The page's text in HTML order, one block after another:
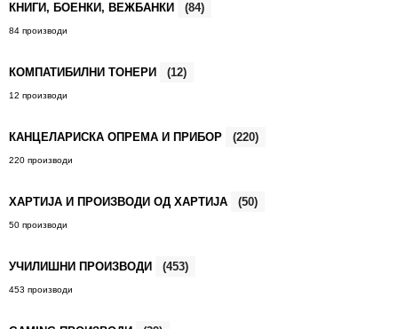
КНИГИ, БОЕНКИ, ВЕЖБАНКИ (84)
84 производи
КОМПАТИБИЛНИ ТОНЕРИ (12)
12 производи
КАНЦЕЛАРИСКА ОПРЕМА И ПРИБОР (220)
220 производи
ХАРТИЈА И ПРОИЗВОДИ ОД ХАРТИЈА (50)
50 производи
УЧИЛИШНИ ПРОИЗВОДИ (453)
453 производи